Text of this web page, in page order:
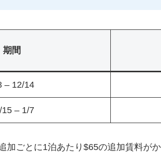
期間
– 12/14
15 – 1/7
加ごとに1泊あたり$65の追加賃料がか